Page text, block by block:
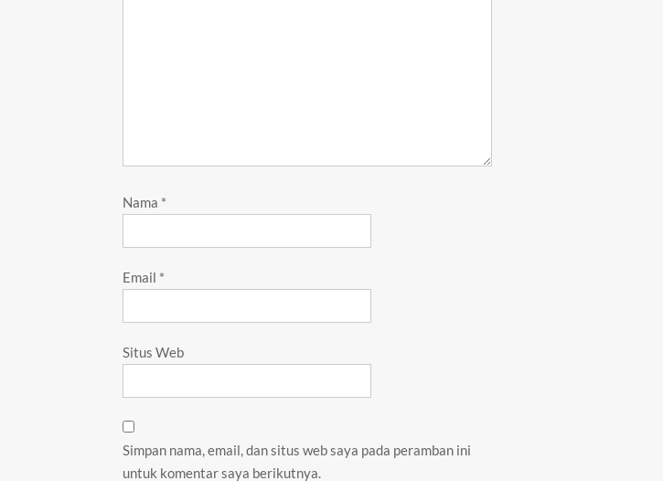
Nama *
Email *
Situs Web
Simpan nama, email, dan situs web saya pada peramban ini
untuk komentar saya berikutnya.